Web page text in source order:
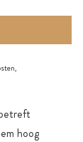
hoog
,